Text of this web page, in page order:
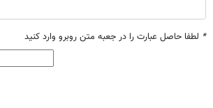
* لطفا حاصل عبارت را در جعبه متن روبرو وارد کنید